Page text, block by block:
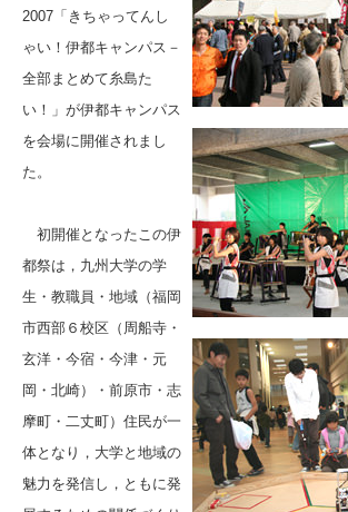
2007「きちゃってんし
ゃい！伊都キャンパス－
全部まとめて糸島た
い！」が伊都キャンパス
を会場に開催されまし
た。
初開催となったこの伊
都祭は，九州大学の学
生・教職員・地域（福岡
市西部６校区（周船寺・
玄洋・今宿・今津・元
岡・北崎）・前原市・志
摩町・二丈町）住民が一
体となり，大学と地域の
魅力を発信し，ともに発